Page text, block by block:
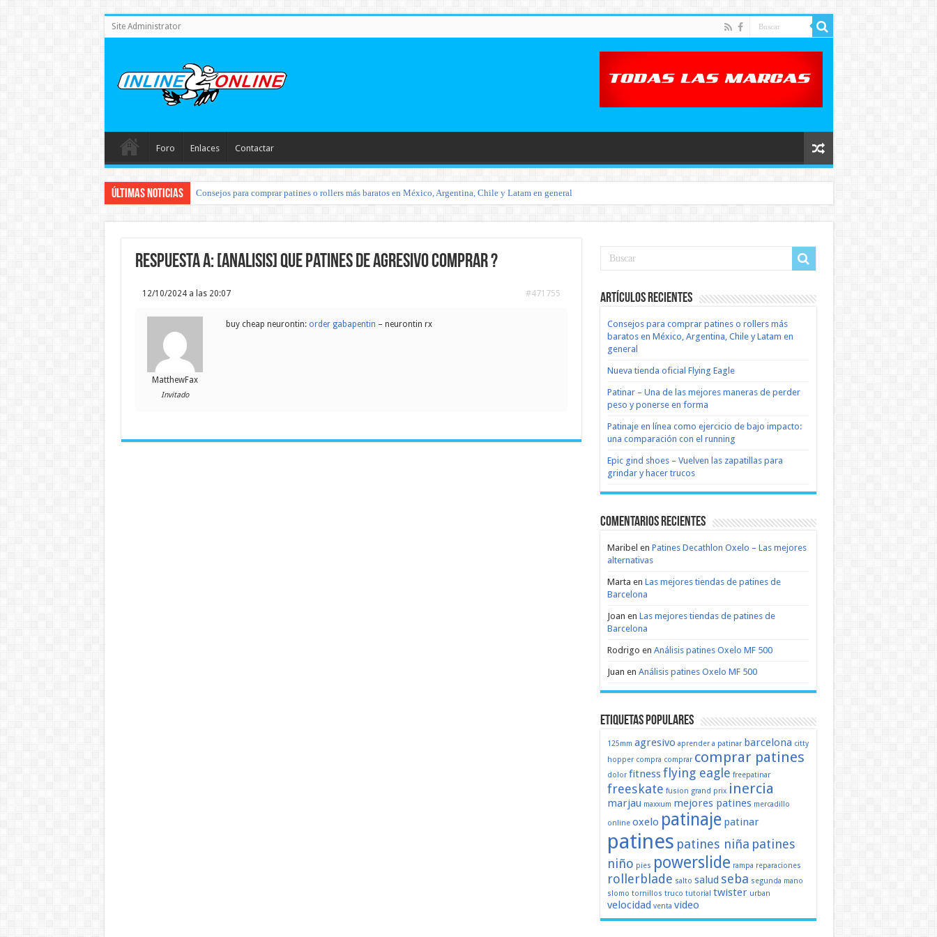
Site Administrator
Foro Enlaces Contactar
Últimas noticias Consejos para comprar patines o rollers más baratos en México, Argentina, Chile y Latam en general
Respuesta a: [ANALISIS] Que patines de agresivo comprar ?
12/10/2024 a las 20:07 #471755
MatthewFax
Invitado
buy cheap neurontin: order gabapentin – neurontin rx
Artículos recientes
Consejos para comprar patines o rollers más
baratos en México, Argentina, Chile y Latam en
general
Nueva tienda oficial Flying Eagle
Patinar – Una de las mejores maneras de perder
peso y ponerse en forma
Patinaje en línea como ejercicio de bajo impacto:
una comparación con el running
Epic gind shoes – Vuelven las zapatillas para
grindar y hacer trucos
Comentarios recientes
Maribel en Patines Decathlon Oxelo – Las mejores
alternativas
Marta en Las mejores tiendas de patines de
Barcelona
Joan en Las mejores tiendas de patines de
Barcelona
Rodrigo en Análisis patines Oxelo MF 500
Juan en Análisis patines Oxelo MF 500
Etiquetas populares
125mm agresivo aprender a patinar barcelona citty
hopper compra comprar comprar patines
dolor fitnessflying eagle freepatinar
freeskate fusion grand prix inercia
marjau maxxum mejores patines mercadillo
online oxelo patinaje patinar
patines patines niña patines
niño pies powerslide rampa reparaciones
rollerblade salto salud seba segunda mano
slomo tornillos truco tutorial twister urban
velocidad venta video